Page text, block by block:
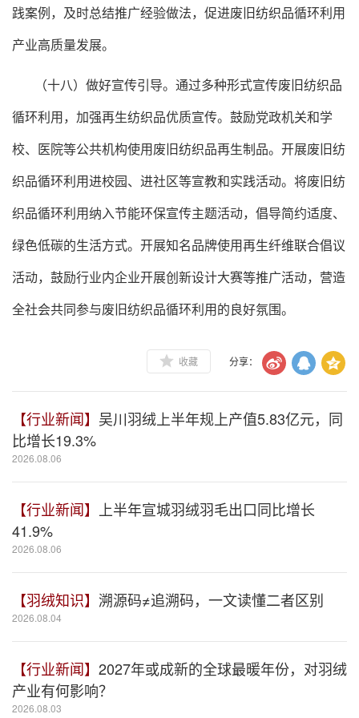
践案例，及时总结推广经验做法，促进废旧纺织品循环利用
产业高质量发展。
（十八）做好宣传引导。通过多种形式宣传废旧纺织品
循环利用，加强再生纺织品优质宣传。鼓励党政机关和学
校、医院等公共机构使用废旧纺织品再生制品。开展废旧纺
织品循环利用进校园、进社区等宣教和实践活动。将废旧纺
织品循环利用纳入节能环保宣传主题活动，倡导简约适度、
绿色低碳的生活方式。开展知名品牌使用再生纤维联合倡议
活动，鼓励行业内企业开展创新设计大赛等推广活动，营造
全社会共同参与废旧纺织品循环利用的良好氛围。
收藏 分享：
【行业新闻】 吴川羽绒上半年规上产值5.83亿元，同
比增长19.3%
2026.08.06
【行业新闻】
上半年宣城羽绒羽毛出口同比增长
41.9%
2026.08.06
【羽绒知识】 溯源码≠追溯码，一文读懂二者区别
2026.08.04
【行业新闻】 2027年或成新的全球最暖年份，对羽绒
产业有何影响？
2026.08.03